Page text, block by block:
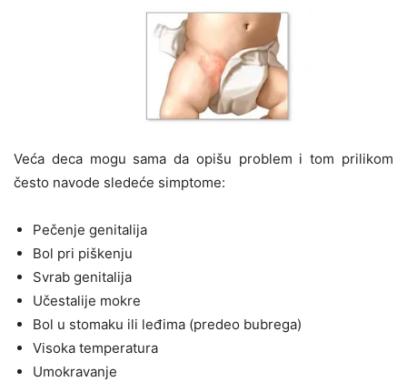
Veća deca mogu sama da opišu problem i tom prilikom
često navode sledeće simptome:
Pečenje genitalija
Bol pri piškenju
Svrab genitalija
Učestalije mokre
Bol u stomaku ili leđima (predeo bubrega)
Visoka temperatura
Umokravanje